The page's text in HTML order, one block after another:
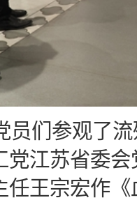
员们参观了
党江苏省委
任王宗宏作